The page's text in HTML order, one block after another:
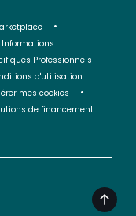
Informations
Professionnels
d'utilisation
mes cookies
de financement